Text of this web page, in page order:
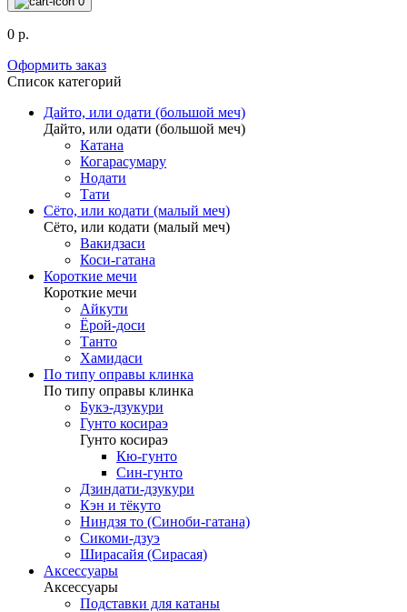
0 р.
Оформить заказ
Список категорий
Дайто, или одати (большой меч)
Дайто, или одати (большой меч)
Катана
Когарасумару
Нодати
Тати
Сёто, или кодати (малый меч)
Сёто, или кодати (малый меч)
Вакидзаси
Коси-гатана
Короткие мечи
Короткие мечи
Айкути
Ёрой-доси
Танто
Хамидаси
По типу оправы клинка
По типу оправы клинка
Букэ-дзукури
Гунто косираэ
Гунто косираэ
Кю-гунто
Син-гунто
Дзиндати-дзукури
Кэн и тёкуто
Ниндзя то (Синоби-гатана)
Сикоми-дзуэ
Ширасайя (Сирасая)
Аксессуары
Аксессуары
Подставки для катаны